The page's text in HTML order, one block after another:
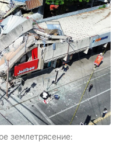
землетрясение: